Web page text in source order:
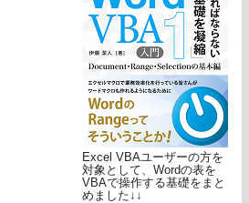
Excel VBAユーザーの方を
対象として、Wordの表を
VBAで操作する基礎をまと
めました↓↓